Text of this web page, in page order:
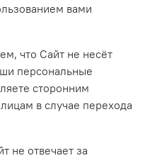
вами
что Сайт не несёт
персональные
сторонним
в случае перехода
не отвечает за